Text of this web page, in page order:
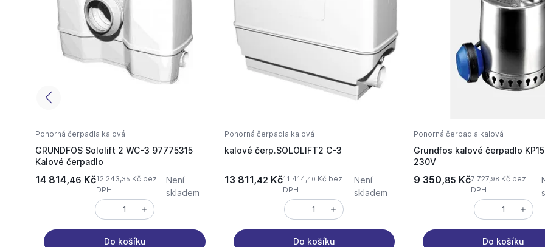
Ponorná čerpadla kalová
GRUNDFOS Sololift 2 WC-3 97775315
Kalové čerpadlo
14 814,46 Kč12 243,35 Kč bez
DPH
Není
skladem
Do košíku
Ponorná čerpadla kalová
kalové čerp.SOLOLIFT2 C-3
13 811,42 Kč11 414,40 Kč bez
DPH
Není
skladem
Do košíku
Ponorná čerpadla kalová
Grundfos kalové čerpadlo
230V
9 350,85 Kč7 727,98 Kč bez
DPH
Do košíku